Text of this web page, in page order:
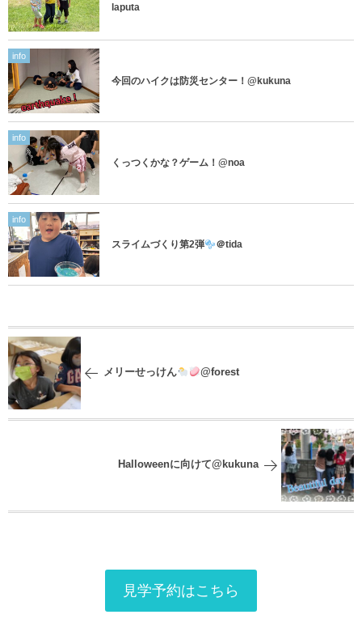
laputa
info
今回のハイクは防災センター！@kukuna
info
くっつくかな？ゲーム！@noa
info
スライムづくり第2弾 ＠tida
メリーせっけん @forest
Halloweenに向けて@kukuna
見学予約はこちら